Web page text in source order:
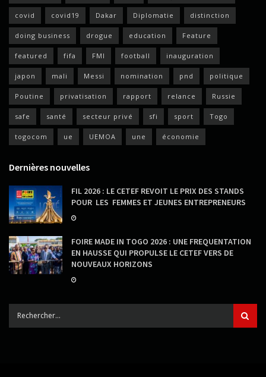
covid covid19 Dakar Diplomatie distinction
doing business drogue education Feature
featured fifa FMI football inauguration
japon mali Messi nomination pnd politique
Poutine privatisation rapport relance Russie
safe santé secteur privé sfi sport Togo
togocom ue UEMOA une économie
Dernières nouvelles
FIL 2026 : LE CETEF REVOIT LE PRIX DES STANDS
POUR LES FEMMES ET JEUNES ENTREPRENEURS
FOIRE MADE IN TOGO 2026 : UNE FREQUENTATION
EN HAUSSE QUI PROPULSE LE CETEF VERS DE
NOUVEAUX HORIZONS